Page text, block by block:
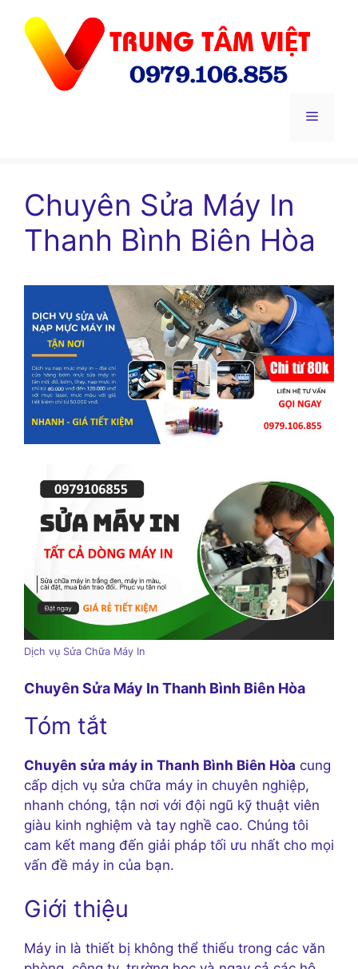
Menu
Chuyên Sửa Máy In
Thanh Bình Biên Hòa
Dịch vụ Sửa Chữa Máy In
Chuyên Sửa Máy In Thanh Bình Biên Hòa
Tóm tắt
Chuyên sửa máy in Thanh Bình Biên Hòa cung
cấp dịch vụ sửa chữa máy in chuyên nghiệp,
nhanh chóng, tận nơi với đội ngũ kỹ thuật viên
giàu kinh nghiệm và tay nghề cao. Chúng tôi
cam kết mang đến giải pháp tối ưu nhất cho mọi
vấn đề máy in của bạn.
Giới thiệu
Máy in là thiết bị không thể thiếu trong các văn